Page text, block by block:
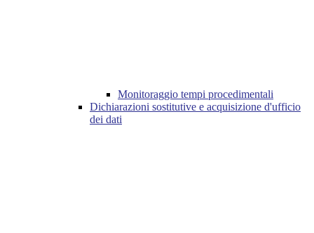
Monitoraggio tempi procedimentali
Dichiarazioni sostitutive e acquisizione d'ufficio
dei dati